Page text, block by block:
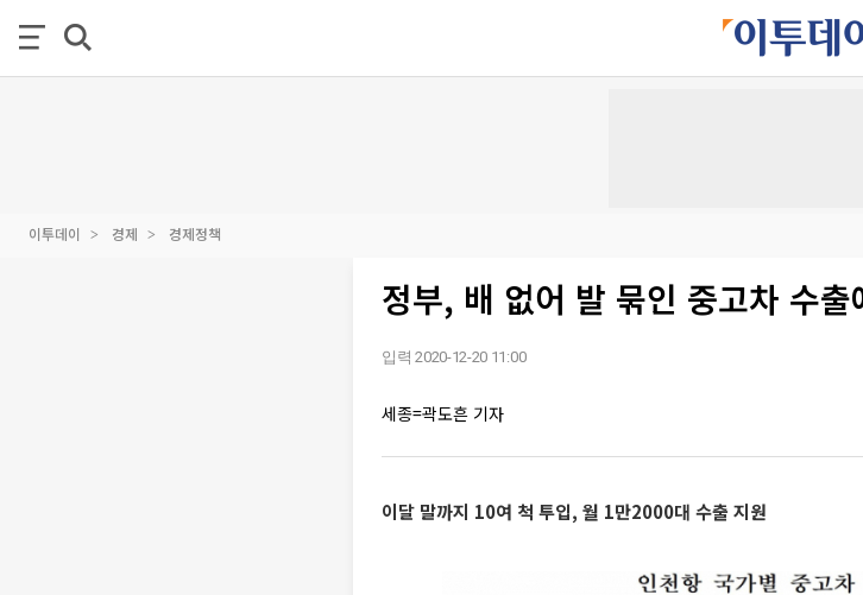
이투데이 경제 경제정책
정부, 배 없어 발 묶인 중고차 수출
입력 2020-12-20 11:00
세종=곽도흔 기자
이달 말까지 10여 척 투입, 월 1만2000대 수출 지원